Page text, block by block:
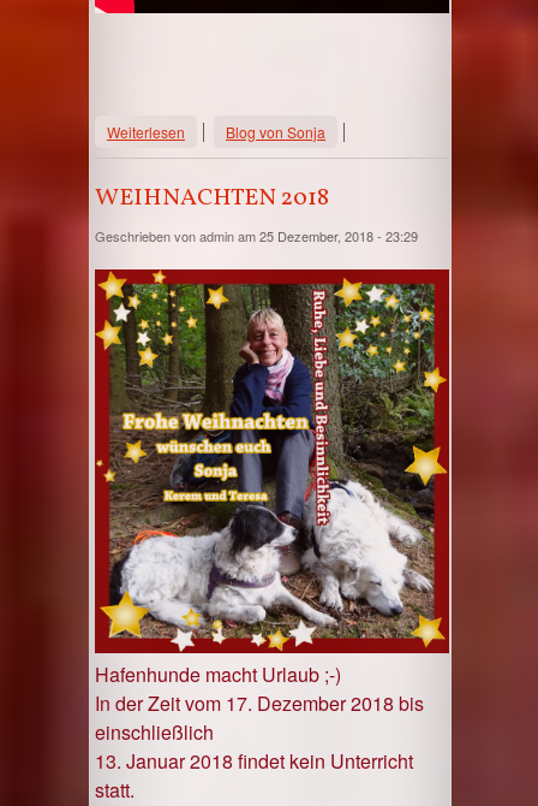
Weiterlesen über Spaziergang mit den Hafenhunden
Februar 2020
Blog von Sonja
WEIHNACHTEN 2018
Geschrieben vonadminam 25 Dezember, 2018 - 23:29
Hafenhunde macht Urlaub ;-)
In der Zeit vom 17. Dezember 2018 bis
einschließlich
13. Januar 2018 findet kein Unterricht
statt.